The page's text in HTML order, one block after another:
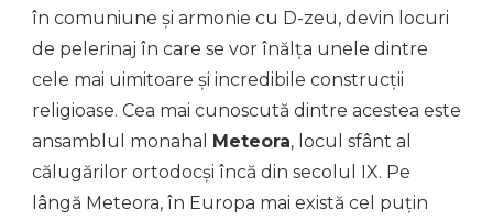
în comuniune și armonie cu D-zeu, devin locuri
de pelerinaj în care se vor înălța unele dintre
cele mai uimitoare și incredibile construcții
religioase. Cea mai cunoscută dintre acestea este
ansamblul monahal
Meteora, locul sfânt al
călugărilor ortodocși încă din secolul IX. Pe
lângă Meteora, în Europa mai există cel puțin